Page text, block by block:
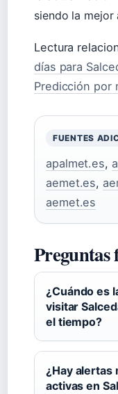
siendo la mejor
Lectura
días para
Predicción por
FUENTES
apalmet.es,
aemet.es,
aemet.es
Preguntas
¿Cuándo es
visitar
el tiempo?
¿Hay alertas
activas en